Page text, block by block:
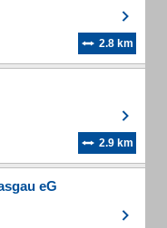
2.8 km
2.9 km
eG